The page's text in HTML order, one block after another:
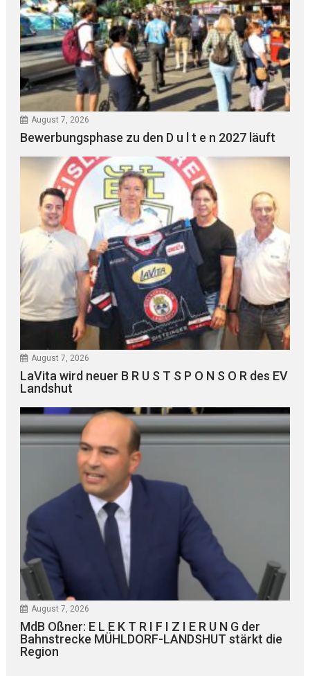
August 7, 2026
Bewerbungsphase zu den D u l t e n 2027 läuft
August 7, 2026
LaVita wird neuer B R U S T S P O N S O R des EV
Landshut
August 7, 2026
MdB Oßner: E L E K T R I F I Z I E R U N G der
Bahnstrecke MÜHLDORF-LANDSHUT stärkt die
Region